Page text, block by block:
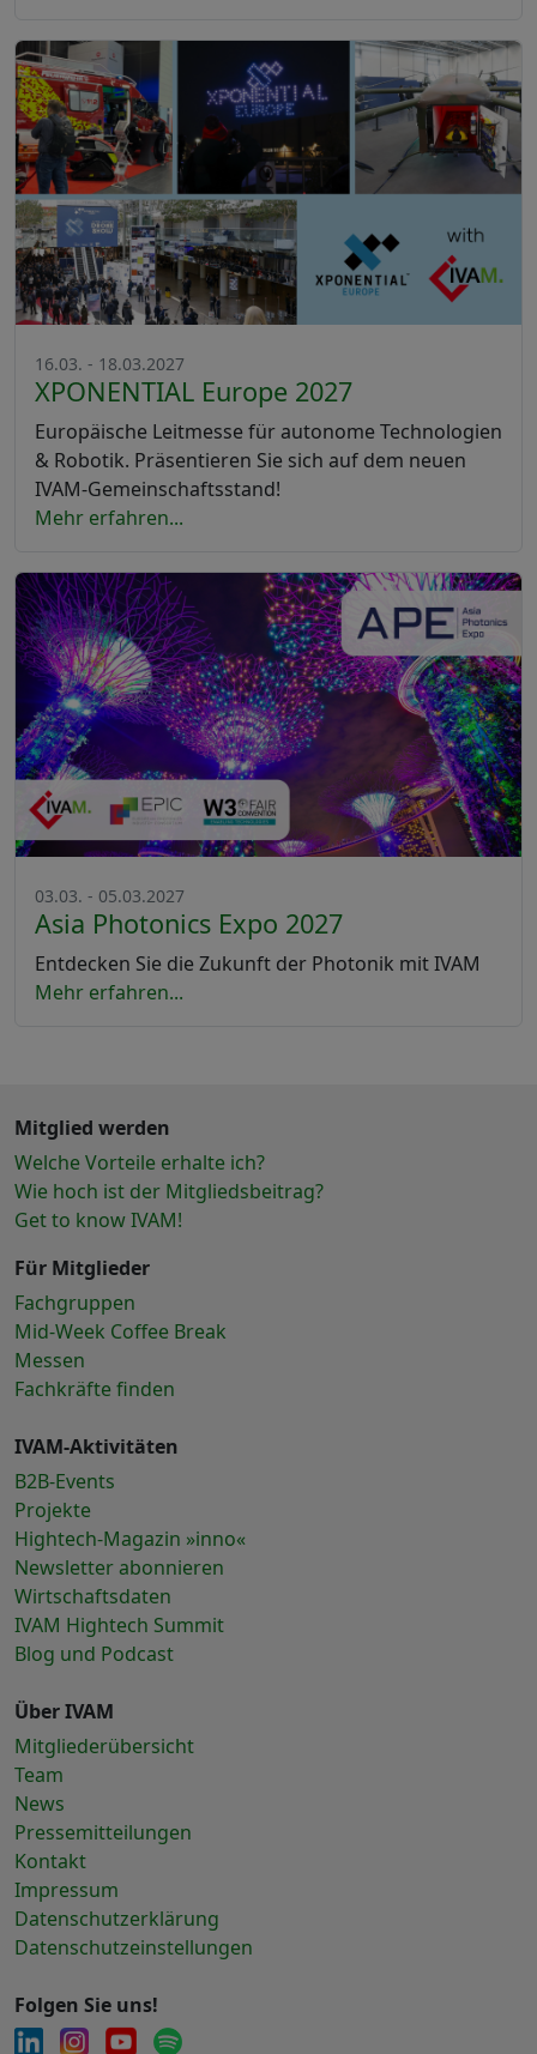
16.03. - 18.03.2027
XPONENTIAL Europe 2027
Europäische Leitmesse für autonome Technologien
& Robotik. Präsentieren Sie sich auf dem neuen
IVAM-Gemeinschaftsstand!
Mehr erfahren...
03.03. - 05.03.2027
Asia Photonics Expo 2027
Entdecken Sie die Zukunft der Photonik mit IVAM
Mehr erfahren...
Mitglied werden
Welche Vorteile erhalte ich?
Wie hoch ist der Mitgliedsbeitrag?
Get to know IVAM!
Für Mitglieder
Fachgruppen
Mid-Week Coffee Break
Messen
Fachkräfte finden
IVAM-Aktivitäten
B2B-Events
Projekte
Hightech-Magazin »inno«
Newsletter abonnieren
Wirtschaftsdaten
IVAM Hightech Summit
Blog und Podcast
Über IVAM
Mitgliederübersicht
Team
News
Pressemitteilungen
Kontakt
Impressum
Datenschutzerklärung
Datenschutzeinstellungen
Folgen Sie uns!